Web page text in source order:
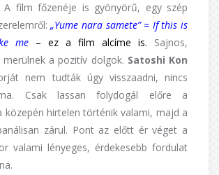
A film főzenéje is gyönyörű, egy szép
„Yume nara samete” = If this is
me – ez a film alcíme is. Sajnos,
merülnek a pozitív dolgok. Satoshi Kon
nem tudták úgy visszaadni, nincs
Csak lassan folydogál előre a
közepén hirtelen történik valami, majd a
zárul. Pont az előtt ér véget a
valami lényeges, érdekesebb fordulat